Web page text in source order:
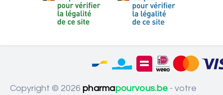
Copyright © 2026 pharmapourvous.be - votre